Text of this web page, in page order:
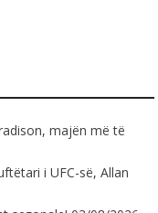
majën më të
i UFC-së, Allan